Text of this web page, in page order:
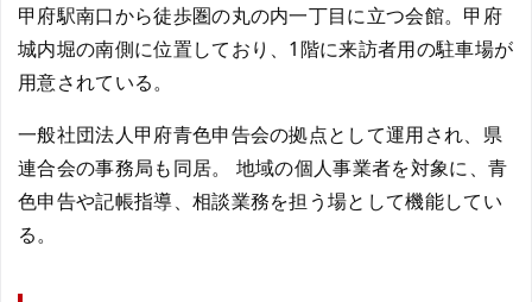
甲府駅南口から徒歩圏の丸の内一丁目に立つ会館。甲府
城内堀の南側に位置しており、1階に来訪者用の駐車場が
用意されている。
一般社団法人甲府青色申告会の拠点として運用され、県
連合会の事務局も同居。 地域の個人事業者を対象に、青
色申告や記帳指導、相談業務を担う場として機能してい
る。